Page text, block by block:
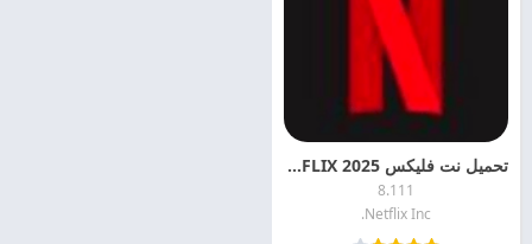
تحميل نت فليكس 2025 NETFLIX اخر تحديث مجانا
8.111
Netflix Inc.